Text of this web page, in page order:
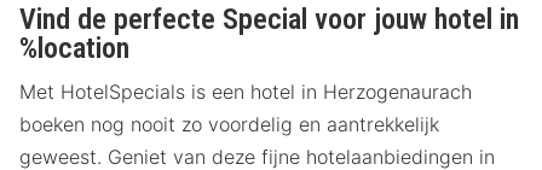
Vind de perfecte Special voor jouw hotel in
%location
Met HotelSpecials is een hotel in Herzogenaurach
boeken nog nooit zo voordelig en aantrekkelijk
geweest. Geniet van deze fijne hotelaanbiedingen in